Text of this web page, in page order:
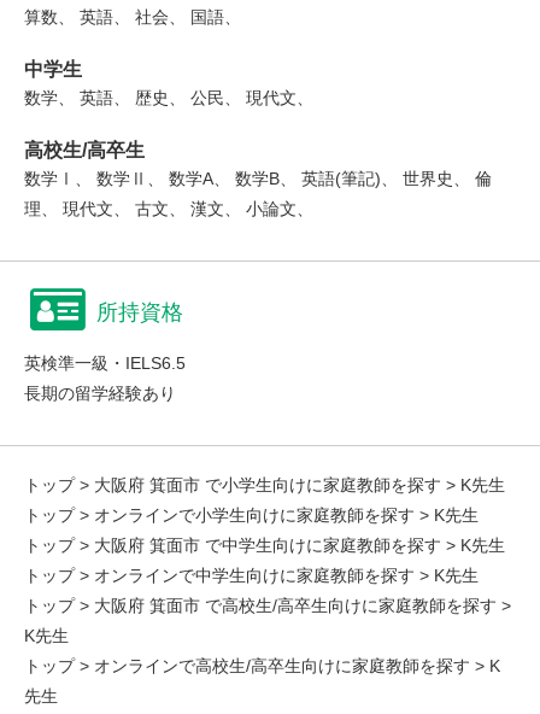
算数、 英語、 社会、 国語、
中学生
数学、 英語、 歴史、 公民、 現代文、
高校生/高卒生
数学Ⅰ、 数学Ⅱ、 数学A、 数学B、 英語(筆記)、 世界史、 倫
理、 現代文、 古文、 漢文、 小論文、
所持資格
英検準一級・IELS6.5
長期の留学経験あり
トップ> 大阪府 箕面市 で小学生向けに家庭教師を探す > K先生
トップ> オンラインで小学生向けに家庭教師を探す > K先生
トップ> 大阪府 箕面市 で中学生向けに家庭教師を探す > K先生
トップ> オンラインで中学生向けに家庭教師を探す > K先生
トップ> 大阪府 箕面市 で高校生/高卒生向けに家庭教師を探す >
K先生
トップ> オンラインで高校生/高卒生向けに家庭教師を探す > K
先生